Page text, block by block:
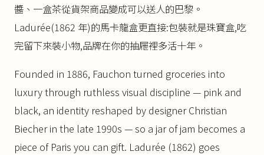
醬、一盒茶從貨架商品變成可以送人的巴黎。
Ladurée(1862 年)的馬卡龍盒更直接:包裝就是珠寶盒,吃
完留下來裝小物,品牌在你的抽屜裡多活十年。
Founded in 1886, Fauchon turned groceries into
luxury through ruthless visual discipline — pink and
black, an identity reshaped by designer Christian
Biecher in the late 1990s — so a jar of jam becomes a
piece of Paris you can gift. Ladurée (1862) goes